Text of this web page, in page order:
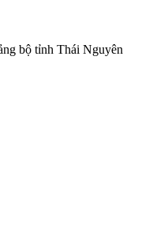
bộ tỉnh Thái Nguyên